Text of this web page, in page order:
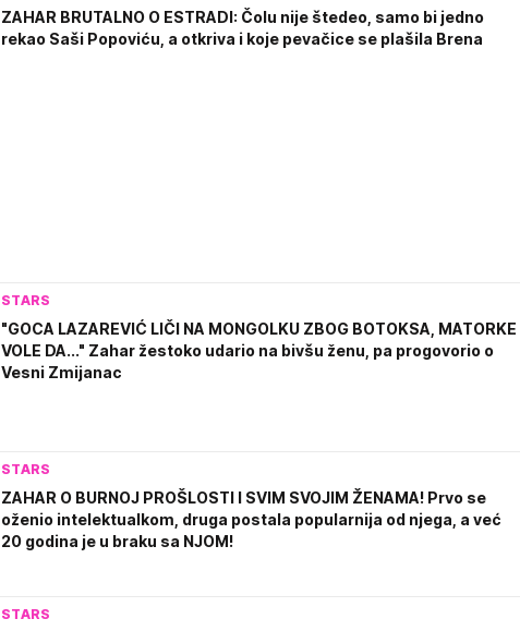
ZAHAR BRUTALNO O ESTRADI: Čolu nije štedeo, samo bi jedno
rekao Saši Popoviću, a otkriva i koje pevačice se plašila Brena
STARS
"GOCA LAZAREVIĆ LIČI NA MONGOLKU ZBOG BOTOKSA, MATORKE
VOLE DA..." Zahar žestoko udario na bivšu ženu, pa progovorio o
Vesni Zmijanac
STARS
ZAHAR O BURNOJ PROŠLOSTI I SVIM SVOJIM ŽENAMA! Prvo se
oženio intelektualkom, druga postala popularnija od njega, a već
20 godina je u braku sa NJOM!
STARS